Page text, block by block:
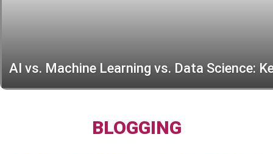
AI vs. Machine Learning vs. Data Science:
BLOGGING